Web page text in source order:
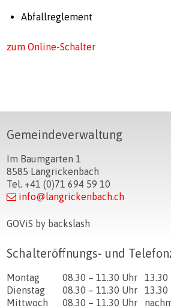
Abfallreglement
zum Online-Schalter
Footer
Gemeindeverwaltung
Im Baumgarten 1
8585 Langrickenbach
Tel. +41 (0)71 694 59 10
info@langrickenbach.ch
GOViS by backslash
Schalteröffnungs- und
TagÖffnungszeiten Vormittag
Montag 08.30 – 11.30 Uhr
13.30
Dienstag
08.30 – 11.30 Uhr
13.30
Mittwoch
08.30 – 11.30 Uhr